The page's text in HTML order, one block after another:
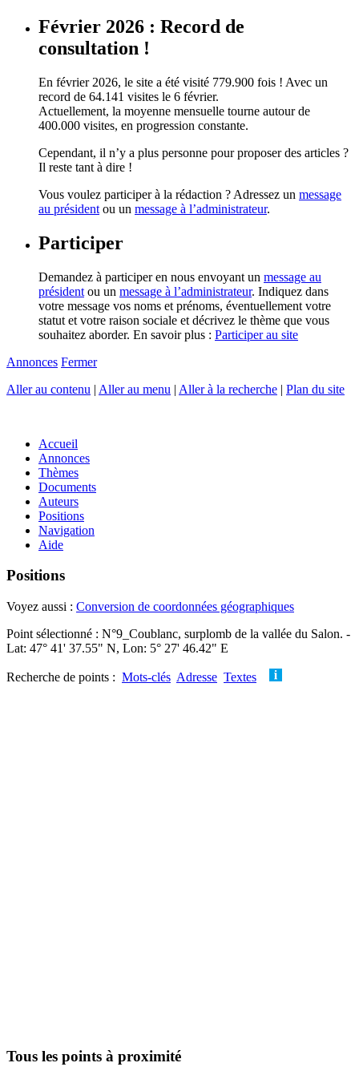
Février 2026 : Record de
consultation !
En février 2026, le site a été visité 779.900 fois ! Avec un
record de 64.141 visites le 6 février.
Actuellement, la moyenne mensuelle tourne autour de
400.000 visites, en progression constante.
Cependant, il n’y a plus personne pour proposer des articles ?
Il reste tant à dire !
Vous voulez participer à la rédaction ? Adressez un message
au président ou un message à l’administrateur.
Participer
Demandez à participer en nous envoyant un message au
président ou un message à l’administrateur. Indiquez dans
votre message vos noms et prénoms, éventuellement votre
statut et votre raison sociale et décrivez le thème que vous
souhaitez aborder. En savoir plus : Participer au site
Annonces Fermer
Aller au contenu | Aller au menu | Aller à la recherche | Plan du site
Accueil
Annonces
Thèmes
Documents
Auteurs
Positions
Navigation
Aide
Positions
Voyez aussi : Conversion de coordonnées géographiques
Point sélectionné : N°9_Coublanc, surplomb de la vallée du Salon. -
Lat: 47° 41' 37.55" N, Lon: 5° 27' 46.42" E
Recherche de points : Mots-clés Adresse Textes
Tous les points à proximité